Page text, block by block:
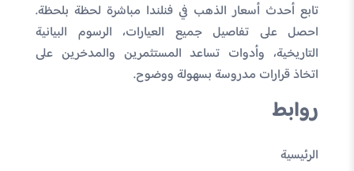
تابع أحدث أسعار الذهب في فنلندا مباشرة لحظة بلحظة.
احصل على تفاصيل جميع العيارات، الرسوم البيانية
التاريخية، وأدوات تساعد المستثمرين والمدخرين على
اتخاذ قرارات مدروسة بسهولة ووضوح.
روابط
الرئيسية